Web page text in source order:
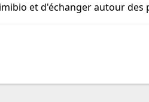
et d'échanger autour